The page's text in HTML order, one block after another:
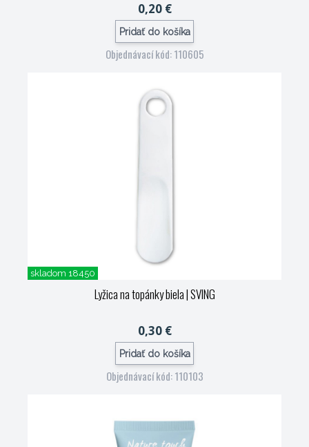
0,20 €
Pridať do košíka
Objednávací kód: 110605
skladom 18450
Lyžica na topánky biela| SVING
0,30 €
Pridať do košíka
Objednávací kód: 110103